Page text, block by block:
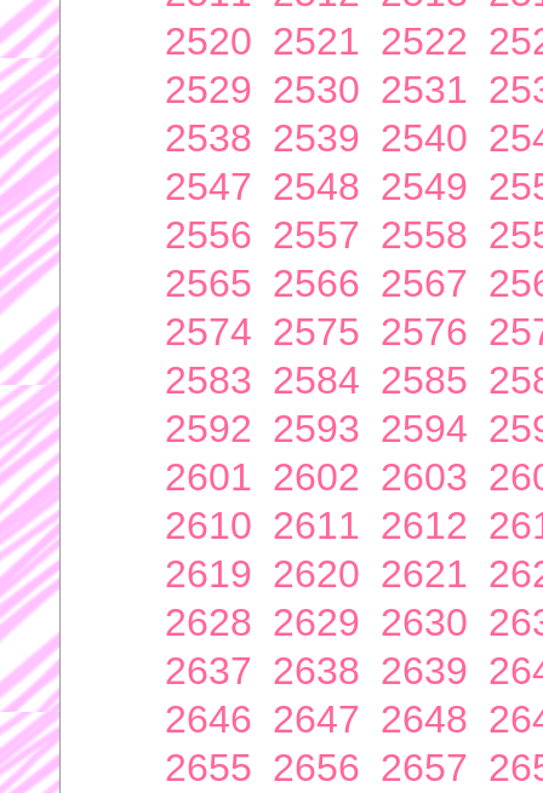
2520 2521 2522
2529 2530 2531
2538 2539 2540
2547 2548 2549
2556 2557 2558
2565 2566 2567
2574 2575 2576
2583 2584 2585
2592 2593 2594
2601 2602 2603
2610 2611 2612
2619 2620 2621
2628 2629 2630
2637 2638 2639
2646 2647 2648
2655 2656 2657